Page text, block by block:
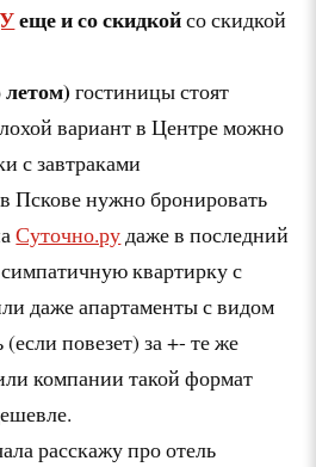
еще и со скидкойсо скидкой
летом) гостиницы стоят
вариант в Центре можно
с завтраками
в Пскове нужно бронировать
Суточно.рудаже в последний
квартирку с
даже апартаменты с видом
повезет) за +- те же
компании такой формат
расскажу про отель